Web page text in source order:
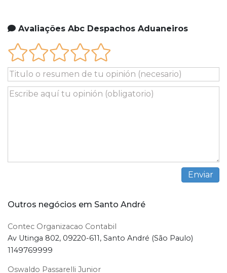
Avaliações Abc Despachos Aduaneiros
Outros negócios em Santo André
Contec Organizacao Contabil
Av Utinga 802, 09220-611, Santo André (São Paulo)
1149769999
Oswaldo Passarelli Junior